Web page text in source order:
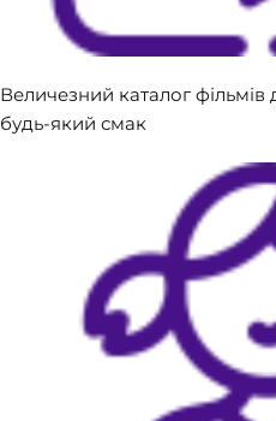
​Величезний каталог фільмів
будь-який смак